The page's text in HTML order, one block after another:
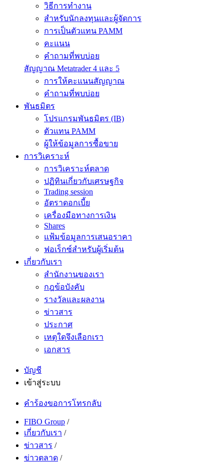
วิธีการทำงาน
สำหรับนักลงทุนและผู้จัดการ
การเป็นตัวแทน PAMM
คะแนน
คำถามที่พบบ่อย
สัญญาณ Metatrader 4 และ 5
การให้คะแนนสัญญาณ
คำถามที่พบบ่อย
พันธมิตร
โปรแกรมพันธมิตร (IB)
ตัวแทน PAMM
ผู้ให้ข้อมูลการซื้อขาย
การวิเคราะห์
การวิเคราะห์ตลาด
ปฏิทินเกี่ยวกับเศรษฐกิจ
Trading session
อัตราดอกเบี้ย
เครื่องมือทางการเงิน
Shares
แฟ้มข้อมูลการเสนอราคา
ฟอเร็กซ์สำหรับผู้เริ่มต้น
เกี่ยวกับเรา
สำนักงานของเรา
กฎข้อบังคับ
รางวัลและผลงาน
ข่าวสาร
ประกาศ
เหตุใดจึงเลือกเรา
เอกสาร
บัญชี
เข้าสู่ระบบ
คำร้องขอการโทรกลับ
FIBO Group /
เกี่ยวกับเรา /
ข่าวสาร /
ข่าวตลาด /